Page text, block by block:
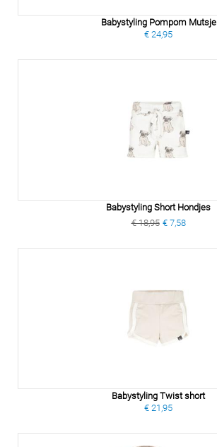
Babystyling Pompom Mutsje
€ 24,95
Babystyling Short Hondjes
€ 18,95 € 7,58
Babystyling Twist short
€ 21,95